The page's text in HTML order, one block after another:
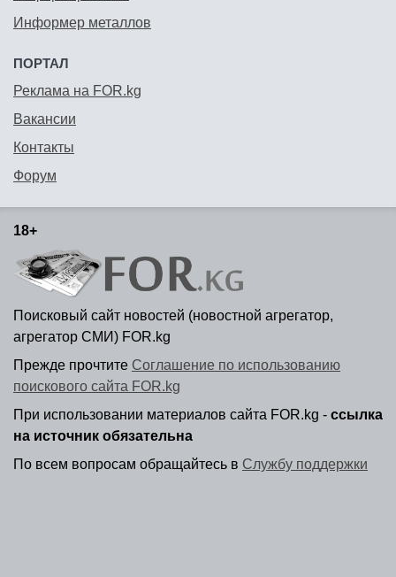
Информер металлов
ПОРТАЛ
Реклама на FOR.kg
Вакансии
Контакты
Форум
18+
Поисковый сайт новостей (новостной агрегатор,
агрегатор СМИ) FOR.kg
Прежде прочтите Соглашение по использованию
поискового сайта FOR.kg
При использовании материалов сайта FOR.kg - ссылка
на источник обязательна
По всем вопросам обращайтесь в Службу поддержки